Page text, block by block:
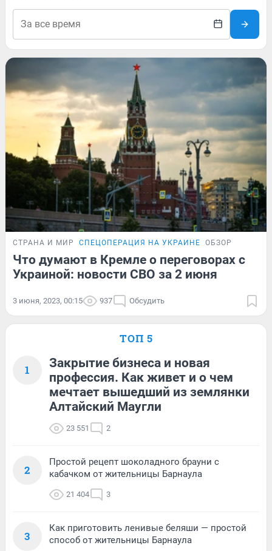
СТРАНА И МИР СПЕЦОПЕРАЦИЯ НА УКРАИНЕ ОБЗОР
Что думают в Кремле о переговорах с
Украиной: новости СВО за 2 июня
3 июня, 2023, 00:15 937 Обсудить
ТОП 5
1
Закрытие бизнеса и новая
профессия. Как живет и о чем
мечтает вышедший из землянки
Алтайский Маугли
23 551 2
2
Простой рецепт шоколадного брауни с
кабачком от жительницы Барнаула
21 404 3
3
Как приготовить ленивые беляши — простой
способ от жительницы Барнаула